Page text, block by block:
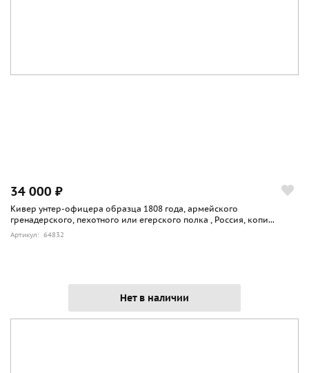
34 000 ₽
Кивер унтер-офицера образца 1808 года, армейского
гренадерского, пехотного или егерского полка , Россия, копи...
Артикул: 64832
Нет в наличии